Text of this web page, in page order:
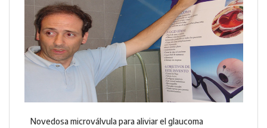
Novedosa microválvula para aliviar el glaucoma